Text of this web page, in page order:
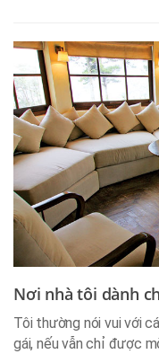
Nơi nhà tôi dành
Tôi thường nói vui với
gái, nếu vẫn chỉ được